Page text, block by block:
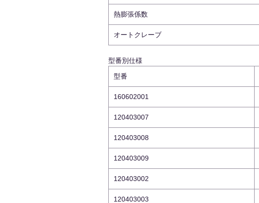
熱膨張係数
オートクレーブ
型番別仕様
型番
160602001
120403007
120403008
120403009
120403002
120403003